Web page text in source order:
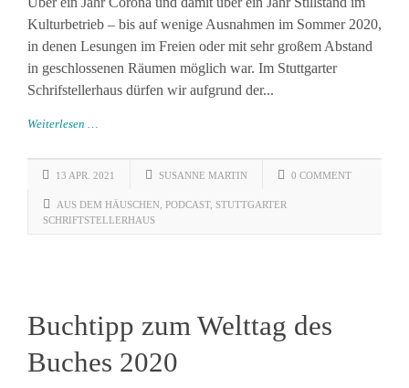
Kulturbetrieb – bis auf wenige Ausnahmen im Sommer 2020,
in denen Lesungen im Freien oder mit sehr großem Abstand
in geschlossenen Räumen möglich war. Im Stuttgarter
Schrifstellerhaus dürfen wir aufgrund der...
Weiterlesen …
13 APR. 2021 SUSANNE MARTIN 0 COMMENT
AUS DEM HÄUSCHEN PODCAST, STUTTGARTER
SCHRIFTSTELLERHAUS
Buchtipp zum Welttag des
Buches 2020